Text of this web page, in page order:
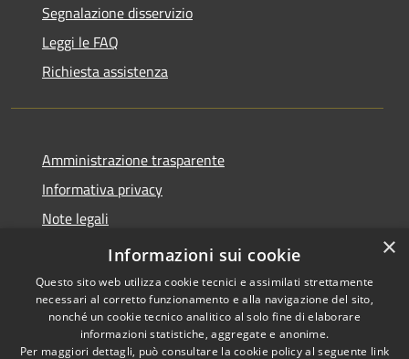
Segnalazione disservizio
Leggi le FAQ
Richiesta assistenza
Amministrazione trasparente
Informativa privacy
Note legali
Dichiarazione di accessibilità
Copyright © 2026 • Comune di
×
Informazioni sui cookie
Questo sito web utilizza cookie tecnici e assimilati strettamente
necessari al corretto funzionamento e alla navigazione del sito,
nonché un cookie tecnico analitico al solo fine di elaborare
informazioni statistiche, aggregate e anonime.
Per maggiori dettagli, può consultare la cookie policy al seguente link